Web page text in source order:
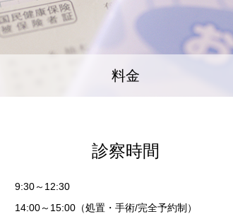
料金
診察時間
9:30～12:30
14:00～15:00（処置・手術/完全予約制）